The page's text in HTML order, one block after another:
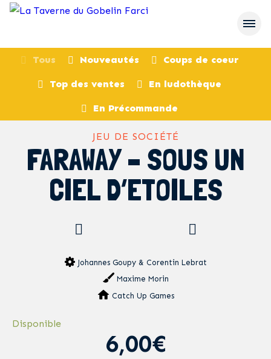
Tous Nouveautés Coups de coeur
Top des ventes En ludothèque
En Précommande
JEU DE SOCIÉTÉ
FARAWAY – SOUS UN
CIEL D’ETOILES
Johannes Goupy & Corentin Lebrat
Maxime Morin
Catch Up Games
Disponible
6,00€